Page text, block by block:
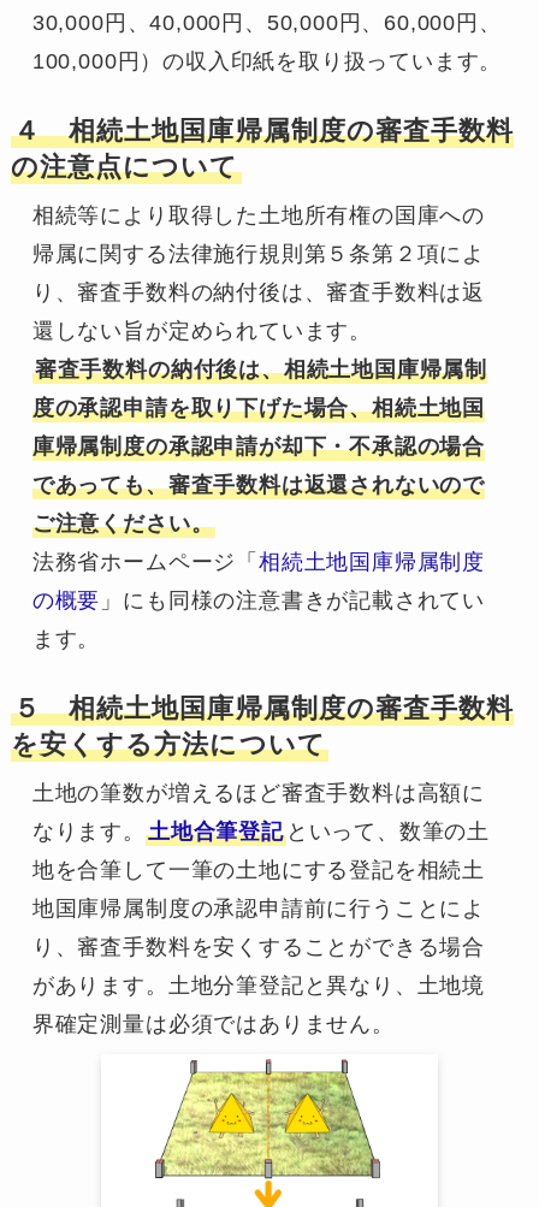
30,000円、40,000円、50,000円、60,000円、
100,000円）の収入印紙を取り扱っています。
４ 相続土地国庫帰属制度の審査手数料
の注意点について
相続等により取得した土地所有権の国庫への
帰属に関する法律施行規則第５条第２項によ
り、審査手数料の納付後は、審査手数料は返
審査手数料の納付後は、相続土地国庫帰属制
度の承認申請を取り下げた場合、相続土地国
庫帰属制度の承認申請が却下・不承認の場合
であっても、審査手数料は返還されないので
ご注意ください。
法務省ホームページ「 相続土地国庫帰属制度
の概要 」にも同様の注意書きが記載されてい
ます。
５ 相続土地国庫帰属制度の審査手数料
を安くする方法について
土地の筆数が増えるほど審査手数料は高額に
なります。 土地合筆登記といって、数筆の土
地を合筆して一筆の土地にする登記を相続土
地国庫帰属制度の承認申請前に行うことによ
り、審査手数料を安くすることができる場合
があります。土地分筆登記と異なり、土地境
界確定測量は必須ではありません。